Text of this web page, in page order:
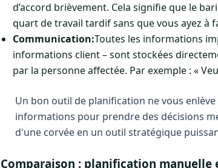
d’accord brièvement. Cela signifie que le
quart de travail tardif sans que vous ayez à
Communication:Toutes les informations
informations client – ​​sont stockées
par la personne affectée. Par exemple : «
Un bon outil de planification ne vous
informations pour prendre des décisions
d'une corvée en un outil stratégique
Comparaison : planification